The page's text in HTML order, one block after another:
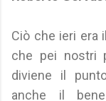
Ciò che ieri era
che pei nostri
diviene il
anche il